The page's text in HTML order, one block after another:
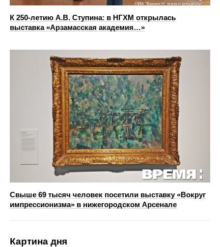
К 250-летию А.В. Ступина: в НГХМ открылась
выставка «Арзамасская академия…»
Свыше 69 тысяч человек посетили выставку «Вокруг
импрессионизма» в нижегородском Арсенале
Картина дня